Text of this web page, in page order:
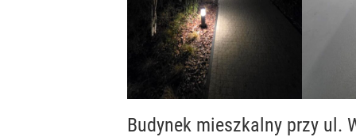
Budynek mieszkalny przy ul.